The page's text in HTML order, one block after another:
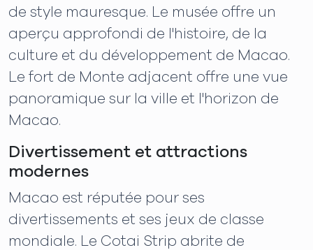
de style mauresque. Le musée offre un
aperçu approfondi de l'histoire, de la
culture et du développement de Macao.
Le fort de Monte adjacent offre une vue
panoramique sur la ville et l'horizon de
Macao.
Divertissement et attractions
modernes
Macao est réputée pour ses
divertissements et ses jeux de classe
mondiale. Le Cotai Strip abrite de